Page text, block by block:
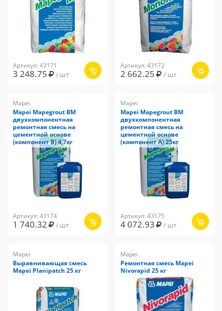
Артикул: 43171
3 248.75 / шт
Артикул: 43172
2 662.25 / шт
Mapei
Mapei Mapegrout BM
двухкомпонентная
ремонтная смесь на
цементной основе
(компонент В) 4,7кг
Артикул: 43174
1 740.32 / шт
Mapei
Mapei Mapegrout BM
двухкомпонентная
ремонтная смесь на
цементной основе
(компонент А) 25кг
Артикул: 43175
4 072.93 / шт
Mapei
Выравнивающая смесь
Mapei Planipatch 25 кг
Mapei
Ремонтная смесь Mapei
Nivorapid 25 кг